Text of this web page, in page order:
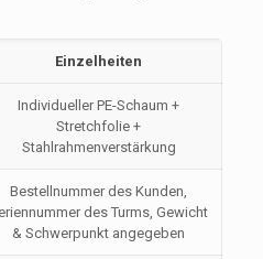
Einzelheiten
Individueller PE-Schaum +
Stretchfolie +
Stahlrahmenverstärkung
Bestellnummer des Kunden,
des Turms, Gewicht
& Schwerpunkt angegeben